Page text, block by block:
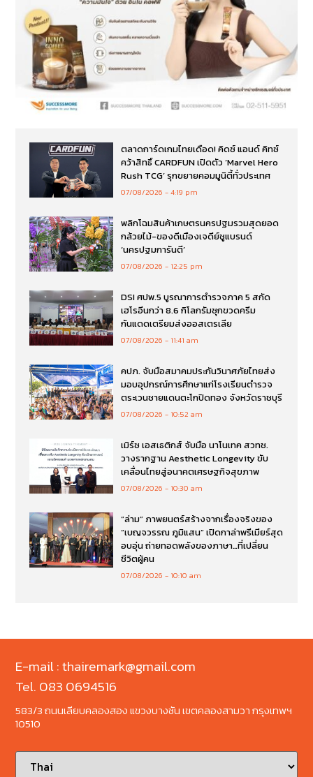
ตลาดการ์ดเกมไทยเดือด! คิดซ์ แอนด์ คิทซ์
คว้าสิทธิ์ CARDFUN เปิดตัว ‘Marvel Hero
Rush TCG’ รุกขยายคอมมูนิตี้ทั่วประเทศ
07/08/2026 4:19 pm
พลิกโฉมสินค้าเกษตรนครปฐมรวมสุดยอด
กล้วยไม้-ของดีเมืองเจดีย์ชูแบรนด์
‘นครปฐมการันตี’
07/08/2026 12:25 pm
DSI ศปพ.5 บูรณาการตำรวจภาค 5 สกัด
เฮโรอีนกว่า 8.6 กิโลกรัมซุกขวดครีม
กันแดดเตรียมส่งออสเตรเลีย
07/08/2026 11:41 am
คปภ. จับมือสมาคมประกันวินาศภัยไทยส่ง
มอบอุปกรณ์การศึกษาแก่โรงเรียนตำรวจ
ตระเวนชายแดนตะโกปิดทอง จังหวัดราชบุรี
07/08/2026 10:52 am
เมิร์ซ เอสเธติกส์ จับมือ นาโนเทค สวทช.
วางรากฐาน Aesthetic Longevity ขับ
เคลื่อนไทยสู่อนาคตเศรษฐกิจสุขภาพ
07/08/2026 10:30 am
“ล่าม” ภาพยนตร์สร้างจากเรื่องจริงของ
“เบญจวรรณ ภูมิแสน” เปิดกาล่าพรีเมียร์สุด
อบอุ่น ถ่ายทอดพลังของภาษา…ที่เปลี่ยน
ชีวิตผู้คน
07/08/2026 10:10 am
E-mail : thairemark@gmail.com
Tel. 083 0694516
583/3 ถนนเลียบคลองสอง แขวงบางชัน เขตคลองสามวา กรุงเทพฯ
10510